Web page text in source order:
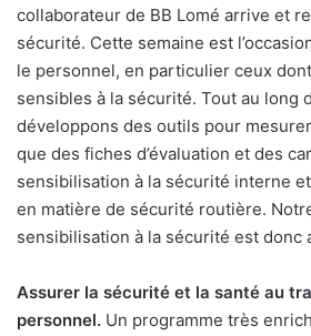
collaborateur de BB Lomé arrive et
sécurité. Cette semaine est
le personnel, en particulier ceux
sensibles à la sécurité. Tout au long
développons des outils pour
que des fiches d’évaluation et des
sensibilisation à la sécurité interne
en matière de sécurité routière.
sensibilisation à la sécurité est donc
Assurer la sécurité et la santé au
personnel. Un programme très